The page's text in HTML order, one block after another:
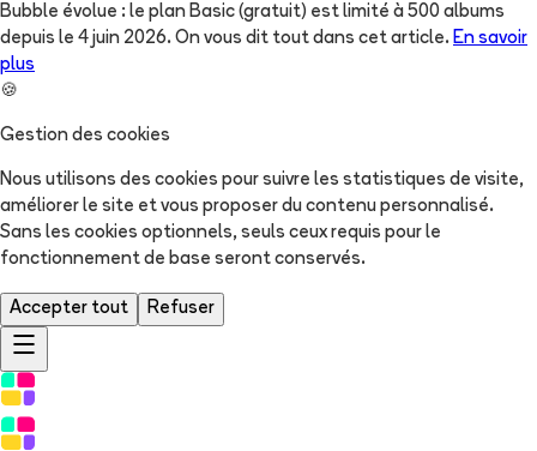
Bubble évolue : le plan Basic (gratuit) est limité à 500 albums
depuis le 4 juin 2026. On vous dit tout dans cet article. En savoir
plus
🍪
Gestion des cookies
Nous utilisons des cookies pour suivre les statistiques de visite,
améliorer le site et vous proposer du contenu personnalisé.
Sans les cookies optionnels, seuls ceux requis pour le
fonctionnement de base seront conservés.
Accepter tout Refuser